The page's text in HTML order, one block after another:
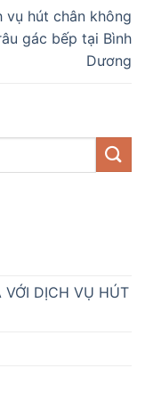
vụ hút chân không
gác bếp tại Bình
Dương
VỚI DỊCH VỤ HÚT